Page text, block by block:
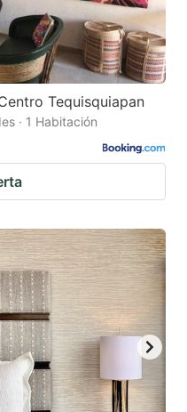
keyboard
shortcuts
for
changing
dates.
Tequisquiapan
· 1 Habitación